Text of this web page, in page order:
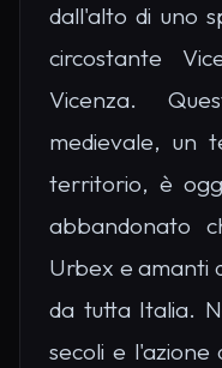
dall'alto di uno
circostante
Vicenza.
medievale, un
territorio, è
abbandonato
Urbex e amanti
da tutta Italia.
secoli e l'azione